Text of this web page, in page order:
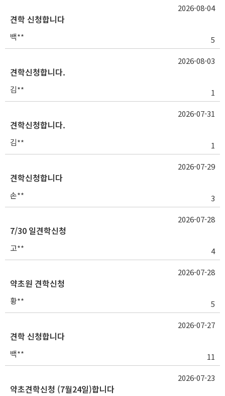
견학 신청합니다
백** 5
2026-08-04
견학신청합니다.
김** 1
2026-08-03
견학신청합니다.
김** 1
2026-07-31
견학신청합니다
손** 3
2026-07-29
7/30 일견학신청
고** 4
2026-07-28
약초원 견학신청
황** 5
2026-07-28
견학 신청합니다
백** 11
2026-07-27
약초견학신청 (7월24일)합니다
2026-07-23